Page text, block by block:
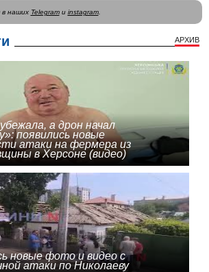
наших Telegramи instagram.
АРХИВ
а дрон начал
появились новые
атаки на фермера из
в Херсоне (видео)
новые фото и видео с
атаки по Николаеву